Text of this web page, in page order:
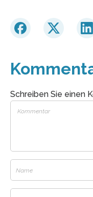
Schreiben Sie einen